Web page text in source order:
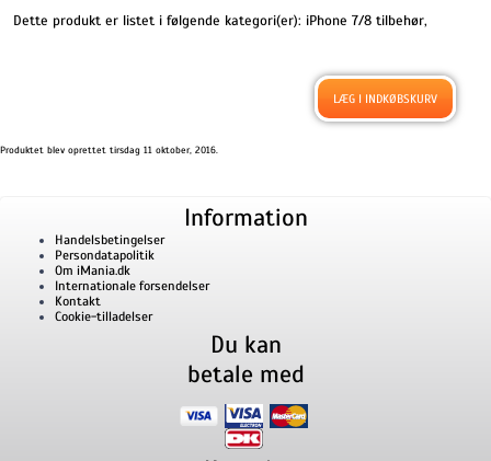
Dette produkt er listet i følgende kategori(er): iPhone 7/8 tilbehør,
Produktet blev oprettet tirsdag 11 oktober, 2016.
Information
Handelsbetingelser
Persondatapolitik
Om iMania.dk
Internationale forsendelser
Kontakt
Cookie-tilladelser
Du kan
betale med